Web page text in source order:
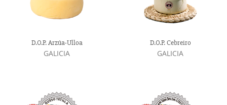
D.O.P. Arzúa-Ulloa
GALICIA
D.O.P. Cebreiro
GALICIA